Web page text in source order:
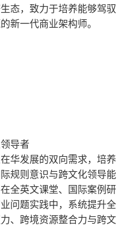
态，致力于培养能够驾驭
新一代商业架构师。
导者
华发展的双向需求，培养
规则意识与跨文化领导能
全英文课堂、国际案例研
问题实践中，系统提升全
、跨境资源整合力与跨文